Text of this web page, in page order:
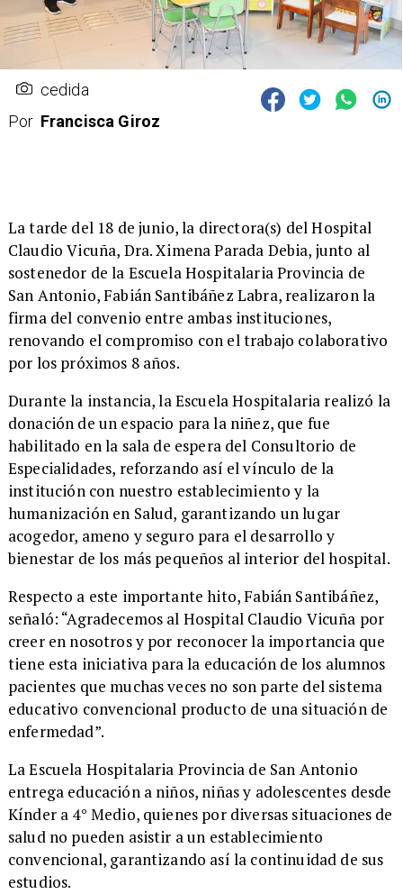
cedida
Por Francisca Giroz
​La tarde del 18 de junio, la directora(s) del Hospital
Claudio Vicuña, Dra. Ximena Parada Debia, junto al
sostenedor de la Escuela Hospitalaria Provincia de
San Antonio, Fabián Santibáñez Labra, realizaron la
firma del convenio entre ambas instituciones,
renovando el compromiso con el trabajo colaborativo
por los próximos 8 años.
Durante la instancia, la Escuela Hospitalaria realizó la
donación de un espacio para la niñez, que fue
habilitado en la sala de espera del Consultorio de
Especialidades, reforzando así el vínculo de la
institución con nuestro establecimiento y la
humanización en Salud, garantizando un lugar
acogedor, ameno y seguro para el desarrollo y
bienestar de los más pequeños al interior del hospital.
Respecto a este importante hito, Fabián Santibáñez,
señaló: “Agradecemos al Hospital Claudio Vicuña por
creer en nosotros y por reconocer la importancia que
tiene esta iniciativa para la educación de los alumnos
pacientes que muchas veces no son parte del sistema
educativo convencional producto de una situación de
enfermedad”.
La Escuela Hospitalaria Provincia de San Antonio
entrega educación a niños, niñas y adolescentes desde
Kínder a 4° Medio, quienes por diversas situaciones de
salud no pueden asistir a un establecimiento
convencional, garantizando así la continuidad de sus
estudios.